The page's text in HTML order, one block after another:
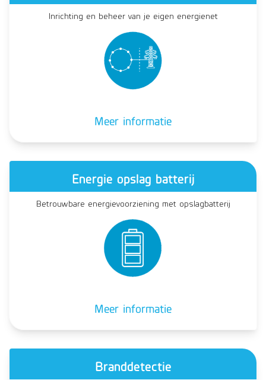
Inrichting en beheer van je eigen energienet
Meer informatie
Energie opslag batterij
Betrouwbare energievoorziening met opslagbatterij
Meer informatie
Branddetectie